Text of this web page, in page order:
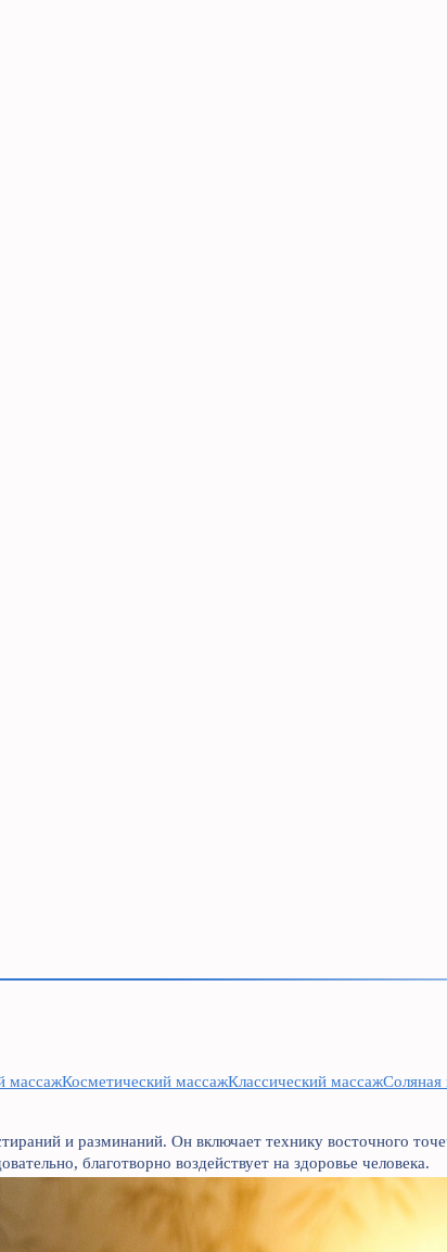
массажКосметический массажКлассический массажСоляная
и разминаний. Он включает технику восточного
благотворно воздействует на здоровье человека.